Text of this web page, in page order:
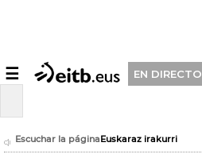
☰ EN DIRECTO
Escuchar la páginaEuskaraz irakurri